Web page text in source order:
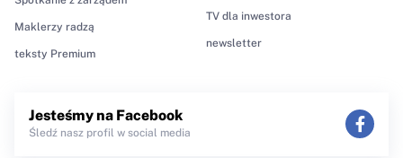
Maklerzy radzą
teksty Premium
TV dla inwestora
newsletter
Jesteśmy na Facebook
Śledź nasz profil w social media